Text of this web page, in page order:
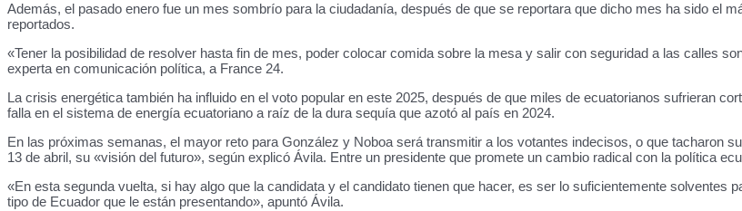
Además, el pasado enero fue un mes sombrío para la ciudadanía, después de que se reportara que dicho mes ha sido el
reportados.
«Tener la posibilidad de resolver hasta fin de mes, poder colocar comida sobre la mesa y salir con seguridad a las calles
experta en comunicación política, a France 24.
La crisis energética también ha influido en el voto popular en este 2025, después de que miles de ecuatorianos sufrieran
falla en el sistema de energía ecuatoriano a raíz de la dura sequía que azotó al país en 2024.
En las próximas semanas, el mayor reto para González y Noboa será transmitir a los votantes indecisos, o que tacharon
13 de abril, su «visión del futuro», según explicó Ávila. Entre un presidente que promete un cambio radical con la política
«En esta segunda vuelta, si hay algo que la candidata y el candidato tienen que hacer, es ser lo suficientemente solventes
tipo de Ecuador que le están presentando», apuntó Ávila.